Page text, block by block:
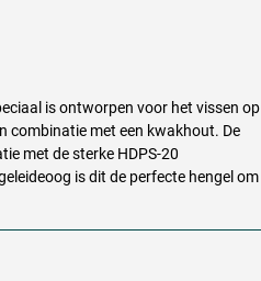
is ontworpen voor het vissen op
combinatie met een kwakhout. De
met de sterke HDPS-20
is dit de perfecte hengel om